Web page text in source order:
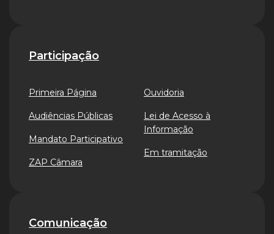
Participação
Primeira Página
Audiências Públicas
Mandato Participativo
ZAP Câmara
Ouvidoria
Lei de Acesso à
Informação
Em tramitação
Comunicação